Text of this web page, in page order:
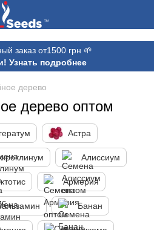
заказ от1500 грн 🌱
Узнать подробнее
дерево
дерево оптом
Астра
Алиссиум
Армерия
Банан